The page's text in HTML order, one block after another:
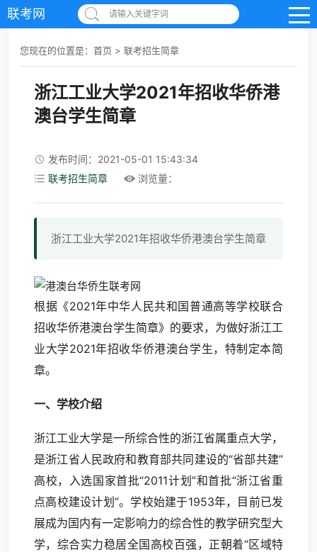
联考网 请输入关键字词
您现在的位置是： 首页 > 联考招生简章
浙江工业大学2021年招收华侨港
澳台学生简章
发布时间：2021-05-01 15:43:34
联考招生简章
浏览量：
浙江工业大学2021年招收华侨港澳台学生简章
根据《2021年中华人民共和国普通高等学校联合
招收华侨港澳台学生简章》的要求，为做好浙江工
业大学2021年招收华侨港澳台学生，特制定本简
章。
一、学校介绍
浙江工业大学是一所综合性的浙江省属重点大学，
是浙江省人民政府和教育部共同建设的“省部共建”
高校，入选国家首批“2011计划”和首批“浙江省重
点高校建设计划”。学校始建于1953年，目前已发
展成为国内有一定影响力的综合性的教学研究型大
学，综合实力稳居全国高校百强，正朝着“区域特